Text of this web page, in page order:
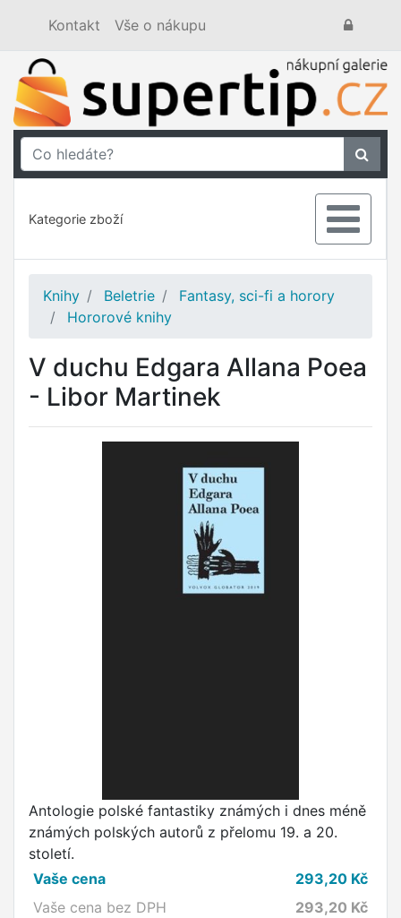
Kontakt Vše o nákupu
Kategorie zboží
Knihy Beletrie
Fantasy, sci-fi a horory
Hororové knihy
V duchu Edgara Allana Poea
- Libor Martinek
Antologie polské fantastiky známých i dnes méně
známých polských autorů z přelomu 19. a 20.
století.
Vaše cena
293,20 Kč
Vaše cena bez DPH
293,20 Kč